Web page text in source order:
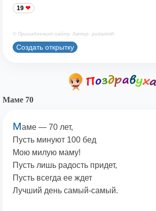
19
© Принадлежит сайту. Автор: podaristih
Создать открытку
Маме 70
Маме — 70 лет,
Пусть минуют 100 бед
Мою милую маму!
Пусть лишь радость придет,
Пусть всегда ее ждет
Лучший день самый-самый.